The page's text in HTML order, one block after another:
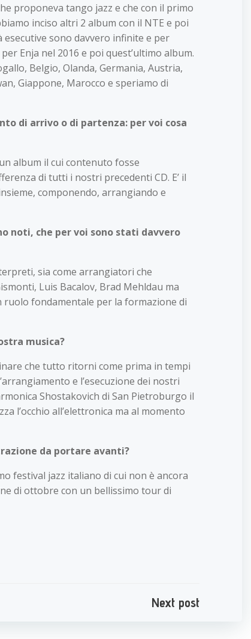
proponeva tango jazz e che con il primo
inciso altri 2 album con il NTE e poi
sono davvero infinite e per
Enja nel 2016 e poi quest’ultimo album.
Belgio, Olanda, Germania, Austria,
Giappone, Marocco e speriamo di
di arrivo o di partenza: per voi cosa
album il cui contenuto fosse
di tutti i nostri precedenti CD. E’ il
componendo, arrangiando e
noti, che per voi sono stati davvero
sia come arrangiatori che
Luis Bacalov, Brad Mehldau ma
ruolo fondamentale per la formazione di
musica?
che tutto ritorni come prima in tempi
e l’esecuzione dei nostri
Shostakovich di San Pietroburgo il
l’occhio all’elettronica ma al momento
da portare avanti?
festival jazz italiano di cui non è ancora
di ottobre con un bellissimo tour di
Next post